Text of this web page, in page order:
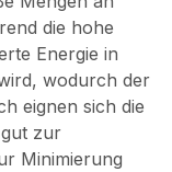
die hohe
Energie in
wodurch der
eignen sich die
zur
Minimierung